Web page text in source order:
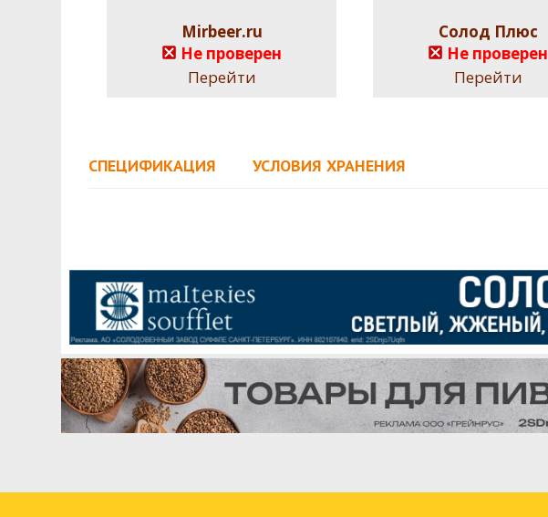
Mirbeer.ru
Не проверен
Перейти
Солод Плюс
Не проверен
Перейти
СПЕЦИФИКАЦИЯ УСЛОВИЯ ХРАНЕНИЯ